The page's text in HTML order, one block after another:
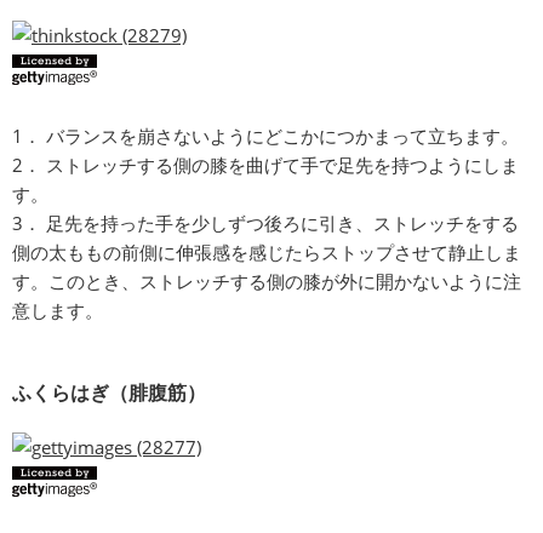
1． バランスを崩さないようにどこかにつかまって立ちます。
2． ストレッチする側の膝を曲げて手で足先を持つようにしま
す。
3． 足先を持った手を少しずつ後ろに引き、ストレッチをする
側の太ももの前側に伸張感を感じたらストップさせて静止しま
す。このとき、ストレッチする側の膝が外に開かないように注
意します。
ふくらはぎ（腓腹筋）